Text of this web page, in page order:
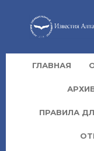
ГЛАВНАЯ
ПРАВИЛА